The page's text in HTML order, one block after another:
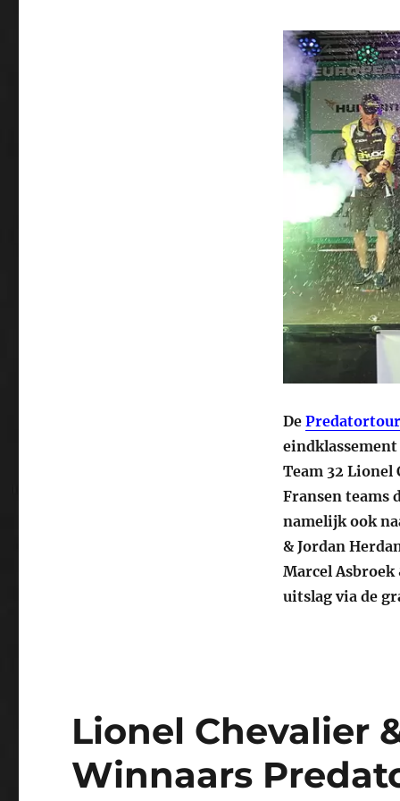
De
Team 32 Lionel
Fransen teams
namelijk ook
& Jordan
Marcel Asbroek
uitslag via de
Lionel Chevalier
Winnaars